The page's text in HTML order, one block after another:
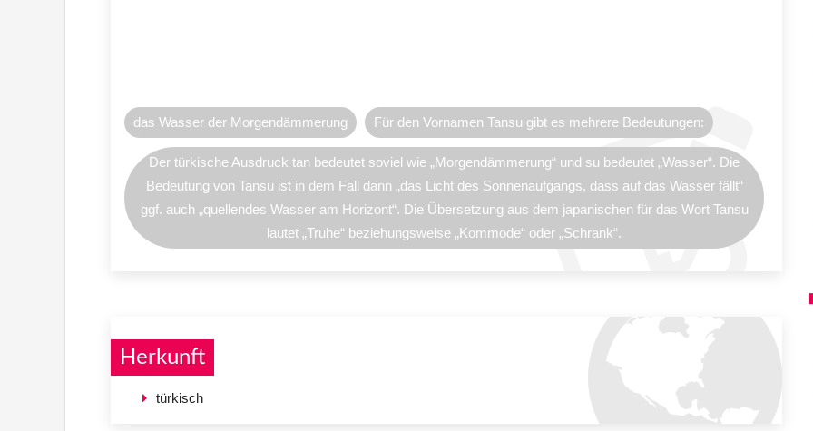
das Wasser der Morgendämmerung Für den Vornamen Tansu gibt es mehrere Bedeutungen:
Der türkische Ausdruck tan bedeutet soviel wie „Morgendämmerung“ und su bedeutet „Wasser“. Die
Bedeutung von Tansu ist in dem Fall dann „das Licht des Sonnenaufgangs, dass auf das Wasser fällt“
ggf. auch „quellendes Wasser am Horizont“. Die Übersetzung aus dem japanischen für das Wort Tansu
lautet „Truhe“ beziehungsweise „Kommode“ oder „Schrank“.
Herkunft
türkisch